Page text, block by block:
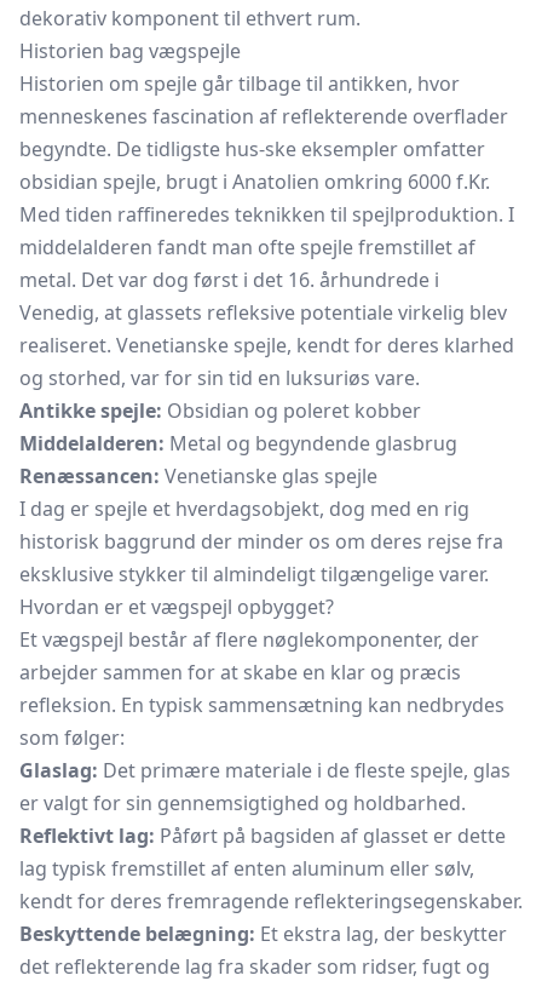
dekorativ komponent til ethvert rum.
Historien bag vægspejle
Historien om spejle går tilbage til antikken, hvor
menneskenes fascination af reflekterende overflader
begyndte. De tidligste hus-ske eksempler omfatter
obsidian spejle, brugt i Anatolien omkring 6000 f.Kr.
Med tiden raffineredes teknikken til spejlproduktion. I
middelalderen fandt man ofte spejle fremstillet af
metal. Det var dog først i det 16. århundrede i
Venedig, at glassets refleksive potentiale virkelig blev
realiseret. Venetianske spejle, kendt for deres klarhed
og storhed, var for sin tid en luksuriøs vare.
Antikke spejle: Obsidian og poleret kobber
Middelalderen: Metal og begyndende glasbrug
Renæssancen: Venetianske glas spejle
I dag er spejle et hverdagsobjekt, dog med en rig
historisk baggrund der minder os om deres rejse fra
eksklusive stykker til almindeligt tilgængelige varer.
Hvordan er et vægspejl opbygget?
Et vægspejl består af flere nøglekomponenter, der
arbejder sammen for at skabe en klar og præcis
refleksion. En typisk sammensætning kan nedbrydes
som følger:
Glaslag: Det primære materiale i de fleste spejle, glas
er valgt for sin gennemsigtighed og holdbarhed.
Reflektivt lag: Påført på bagsiden af ​​glasset er dette
lag typisk fremstillet af enten aluminum eller sølv,
kendt for deres fremragende reflekteringsegenskaber.
Beskyttende belægning: Et ekstra lag, der beskytter
det reflekterende lag fra skader som ridser, fugt og